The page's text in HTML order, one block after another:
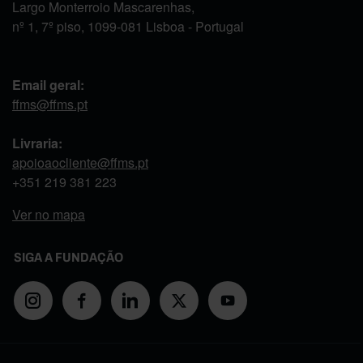
Largo Monterroio Mascarenhas,
nº 1, 7º piso, 1099-081 Lisboa - Portugal
Email geral:
ffms@ffms.pt
Livraria:
apoioaocliente@ffms.pt
+351 219 381 223
Ver no mapa
SIGA A FUNDAÇÃO